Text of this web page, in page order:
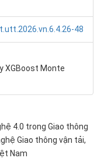
48
XGBoost Monte
4.0 trong Giao thông
Giao thông vận tải,
Nam